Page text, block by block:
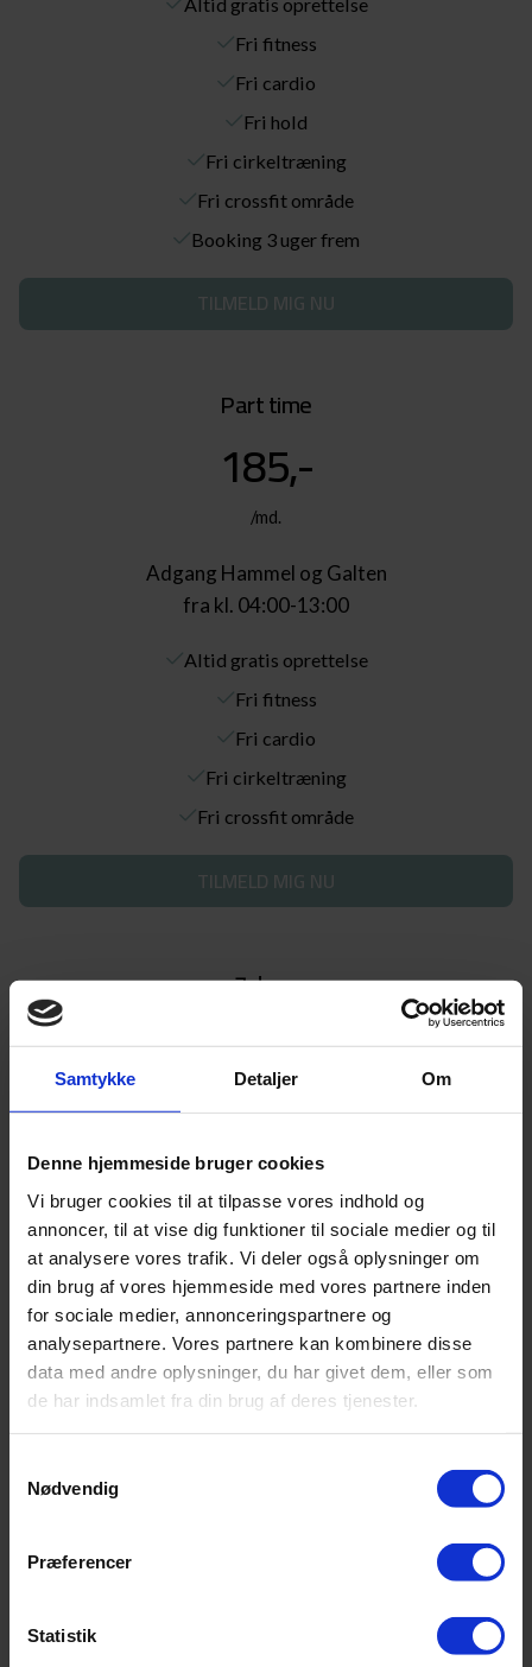
Samtykke Detaljer Om
Denne hjemmeside bruger cookies
Vi bruger cookies til at tilpasse vores indhold og
annoncer, til at vise dig funktioner til sociale medier og til
at analysere vores trafik. Vi deler også oplysninger om
din brug af vores hjemmeside med vores partnere inden
for sociale medier, annonceringspartnere og
analysepartnere. Vores partnere kan kombinere disse
data med andre oplysninger, du har givet dem, eller som
de har indsamlet fra din brug af deres tjenester.
Nødvendig
Præferencer
Statistik
Fri fitness
Fri cardio
Fri hold
Fri cirkeltræning
Fri crossfit område
Booking 3 uger frem
TILMELD MIG NU
Part time
185,-
/md.
Adgang Hammel og Galten
fra kl. 04:00-13:00
Altid gratis oprettelse
Fri fitness
Fri cardio
Fri cirkeltræning
Fri crossfit område
TILMELD MIG NU
7 dage
169,-
Éngangsbeløb
Adgang Hammel og Galten
fra kl. 04:00-23:00
Altid gratis oprettelse
Fri fitness
Fri cardio
Fri hold
Fri cirkeltræning